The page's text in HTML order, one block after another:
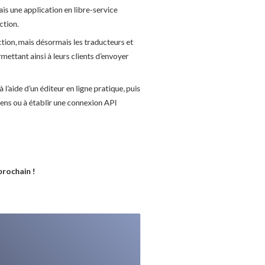
une application en libre-service
mais désormais les traducteurs et
ainsi à leurs clients d’envoyer
d’un éditeur en ligne pratique, puis
ou à établir une connexion API
!